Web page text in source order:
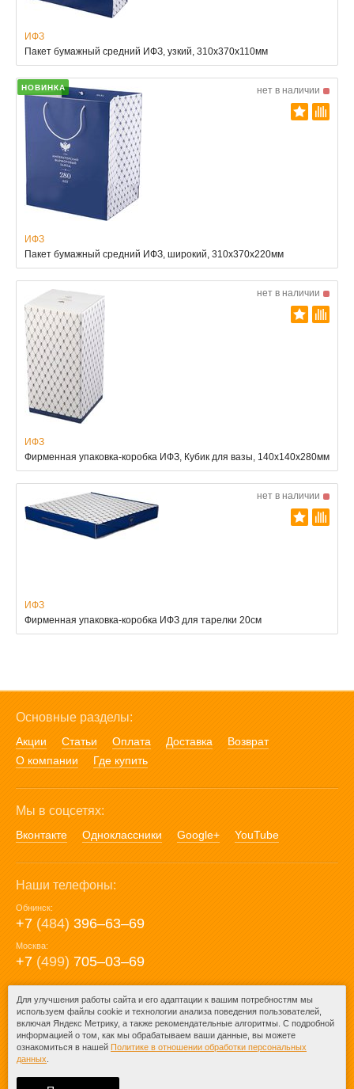
ИФЗ
Пакет бумажный средний ИФЗ, узкий, 310х370х110мм
НОВИНКА нет в наличии
ИФЗ
Пакет бумажный средний ИФЗ, широкий, 310х370х220мм
нет в наличии
ИФЗ
Фирменная упаковка-коробка ИФЗ, Кубик для вазы, 140x140x280мм
нет в наличии
ИФЗ
Фирменная упаковка-коробка ИФЗ для тарелки 20см
Основные разделы:
Акции Статьи Оплата Доставка
Возврат
О компании
Где купить
Мы в соцсетях:
Вконтакте Одноклассники Google+ YouTube
Наши телефоны:
Обнинск:
+7 (484) 396‒63‒69
Москва:
+7 (499) 705‒03‒69
E-mail:
mail@posuda40.ru
При любом копировании информации
Для улучшения работы сайта и его адаптации к вашим потребностям мы
используем файлы cookie и технологии анализа поведения пользователей,
включая Яндекс Метрику, а также рекомендательные алгоритмы. С подробной
информацией о том, как мы обрабатываем ваши данные, вы можете
ознакомиться в нашей Политике в отношении обработки персональных
данных